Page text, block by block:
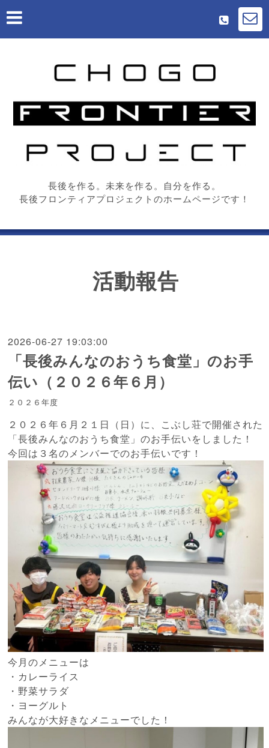
長後を作る。未来を作る。自分を作る。
長後フロンティアプロジェクトのホームページです！
活動報告
2026-06-27 19:03:00
「長後みんなのおうち食堂」のお手
伝い（２０２６年６月）
２０２６年度
２０２６年６月２１日（日）に、こぶし荘で開催された
「長後みんなのおうち食堂」のお手伝いをしました！
今回は３名のメンバーでのお手伝いです！
今月のメニューは
・カレーライス
・野菜サラダ
・ヨーグルト
みんなが大好きなメニューでした！